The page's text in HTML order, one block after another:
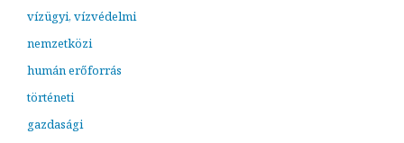
vízügyi, vízvédelmi
nemzetközi
humán erőforrás
történeti
gazdasági